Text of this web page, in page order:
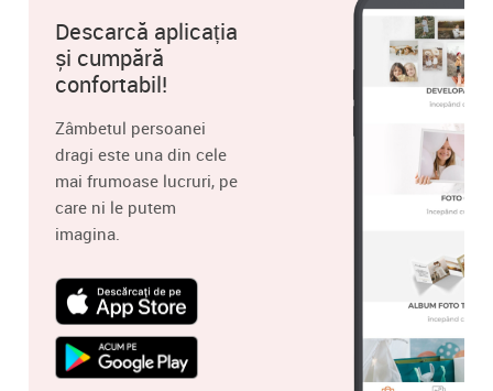
Descarcă aplicația
și cumpără
confortabil!
Zâmbetul persoanei
dragi este una din cele
mai frumoase lucruri, pe
care ni le putem
imagina.